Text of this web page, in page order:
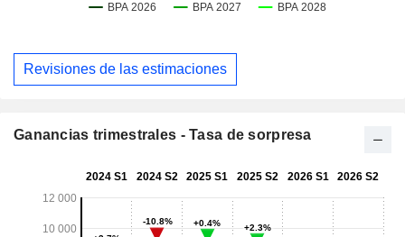
Revisiones de las estimaciones
Ganancias trimestrales - Tasa de sorpresa